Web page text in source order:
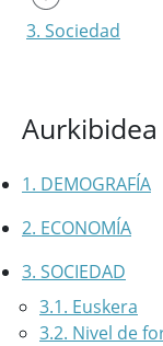
Aurkibidea
1. DEMOGRAFÍA
2. ECONOMÍA
3. SOCIEDAD
3.1. Euskera
3.2. Nivel de
3. Sociedad